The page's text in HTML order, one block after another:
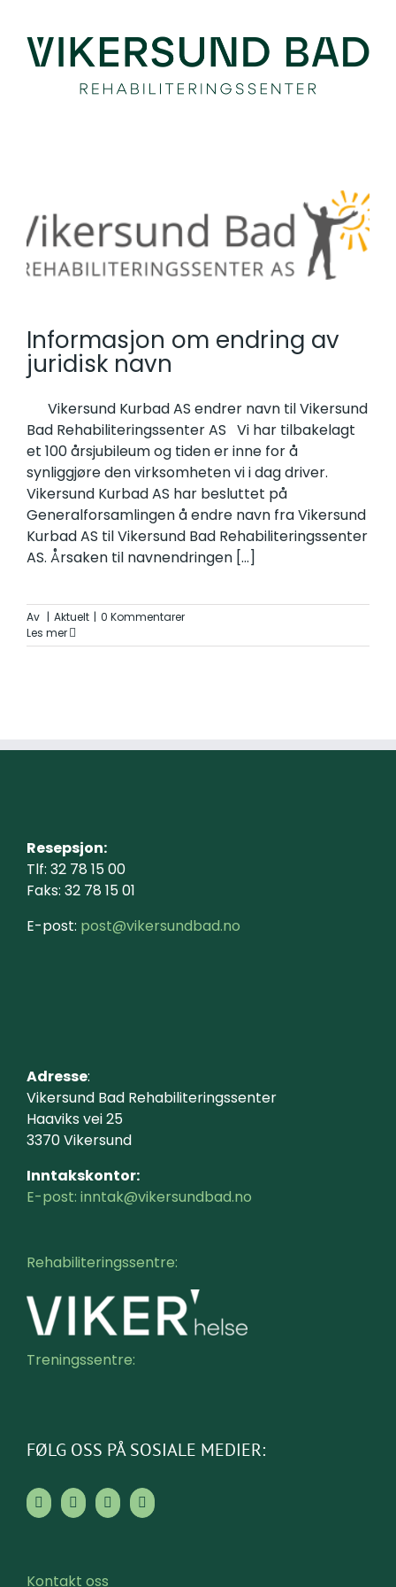
content
Informasjon om endring av
juridisk navn
Vikersund Kurbad AS endrer navn til Vikersund
Bad Rehabiliteringssenter AS Vi har tilbakelagt
et 100 årsjubileum og tiden er inne for å
synliggjøre den virksomheten vi i dag driver.
Vikersund Kurbad AS har besluttet på
Generalforsamlingen å endre navn fra Vikersund
Kurbad AS til Vikersund Bad Rehabiliteringssenter
AS. Årsaken til navnendringen [...]
Av | Aktuelt | 0 Kommentarer
Les mer
Resepsjon:
Tlf: 32 78 15 00
Faks: 32 78 15 01
E-post: post@vikersundbad.no
Adresse:
Vikersund Bad Rehabiliteringssenter
Haaviks vei 25
3370 Vikersund
Inntakskontor:
E-post: inntak@vikersundbad.no
Rehabiliteringssentre:
Treningssentre:
FØLG OSS PÅ SOSIALE MEDIER:
Kontakt oss